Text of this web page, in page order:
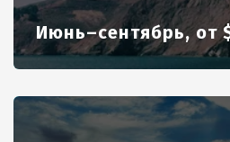
Июнь–сентябрь, от